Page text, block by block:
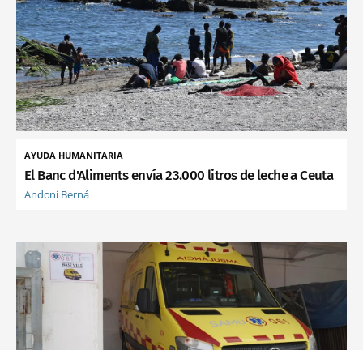
AYUDA HUMANITARIA
El Banc d'Aliments envía 23.000 litros de leche a Ceuta
Andoni Berná